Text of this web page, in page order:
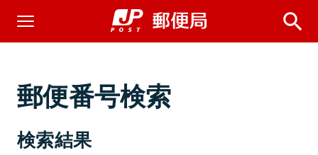
郵便番号検索
検索結果